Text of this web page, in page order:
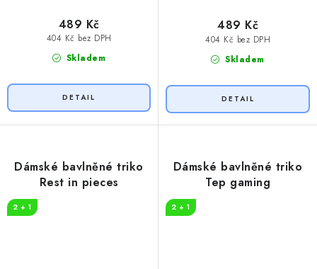
Skladem
404 Kč bez DPH
489 Kč
Skladem
404 Kč bez DPH
489 Kč
Dámské bavlněné triko
Rest in pieces
2 + 1
Dámské bavlněné triko
Tep gaming
2 + 1